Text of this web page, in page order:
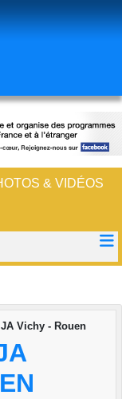
& VIDÉOS
Vichy - Rouen